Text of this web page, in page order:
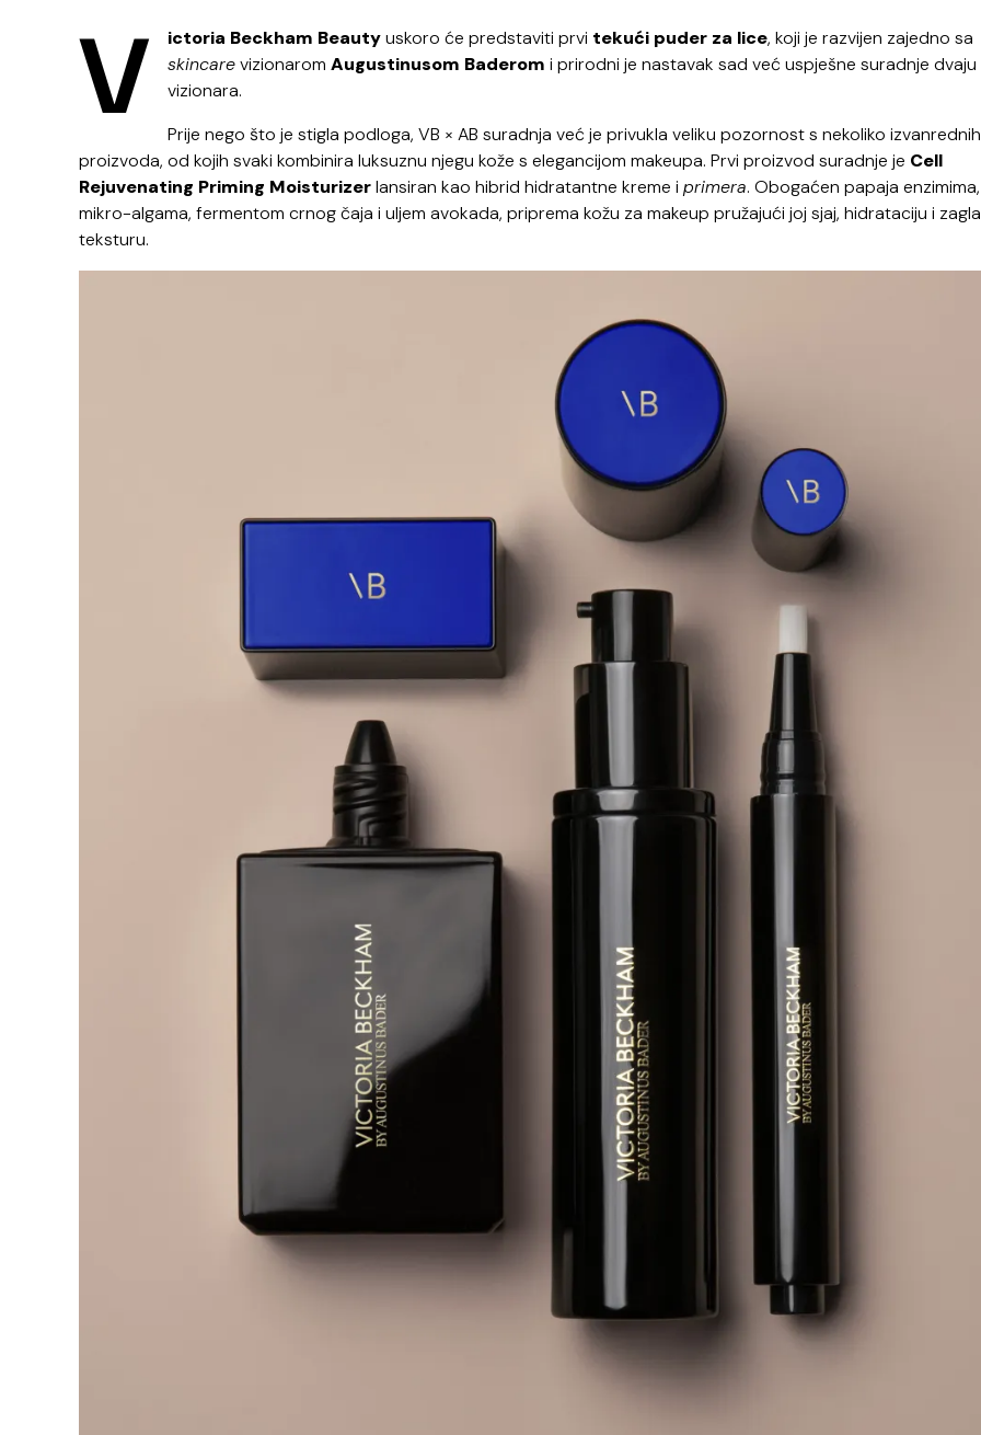
V ictoria Beckham Beautyuskoro će predstaviti prvi tekući puder za lice, koji je razvijen zajedno sa
skincarevizionarom Augustinusom Baderom i prirodni je nastavak sad već uspješne suradnje dvaju
vizionara.
Prije nego što je stigla podloga, VB × AB suradnja već je privukla veliku pozornost s nekoliko izvanrednih
proizvoda, od kojih svaki kombinira luksuznu njegu kože s elegancijom makeupa. Prvi proizvod suradnje je Cell
Rejuvenating Priming Moisturizerlansiran kao hibrid hidratantne kreme i primera. Obogaćen papaja enzimima,
mikro-algama, fermentom crnog čaja i uljem avokada, priprema kožu za makeup pružajući joj sjaj, hidrataciju i
teksturu.